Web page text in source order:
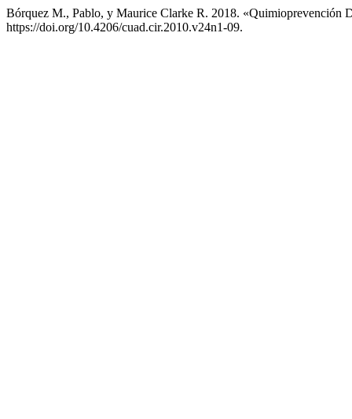
Bórquez M., Pablo, y Maurice Clarke R. 2018. «Quimioprevención
https://doi.org/10.4206/cuad.cir.2010.v24n1-09.